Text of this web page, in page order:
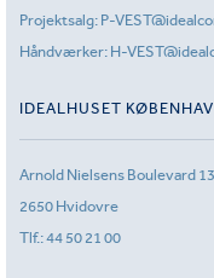
Projektsalg: P-
Håndværker: H-
IDEALHUSET
Arnold Nielsens Boulevard
2650 Hvidovre
Tlf.:44 50 21 00